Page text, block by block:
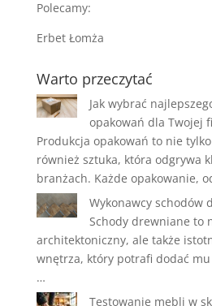
Polecamy:
Erbet Łomża
Warto przeczytać
Jak wybrać
opakowań dla Twojej
Produkcja opakowań to nie
również sztuka, która odgrywa
branżach. Każde opakowanie,
Wykonawcy schodów
Schody drewniane to
architektoniczny, ale także
wnętrza, który potrafi dodać
…
Testowanie mebli w